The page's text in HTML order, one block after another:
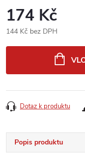
174 Kč
144 Kč bez DPH
Dotaz k produktu
Popis produktu